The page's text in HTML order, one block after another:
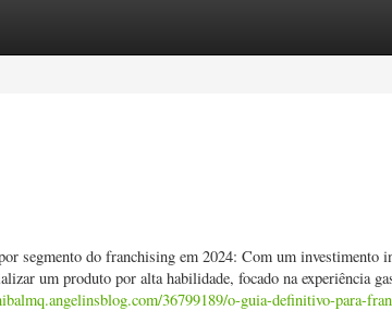
segmento do franchising em 2024: Com um investimento
um produto por alta habilidade, focado na experiência
36799189/o-guia-definitivo-para-